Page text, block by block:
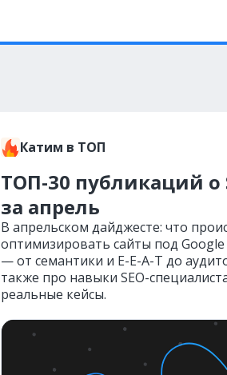
Катим в ТОП
ТОП-30 публикаций о
за апрель
В апрельском дайджесте: что
оптимизировать сайты под
— от семантики и E-E-A-T до
также про навыки SEO-
реальные кейсы.